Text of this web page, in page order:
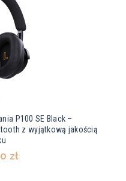
P100 SE Black –
z wyjątkową jakością
zł